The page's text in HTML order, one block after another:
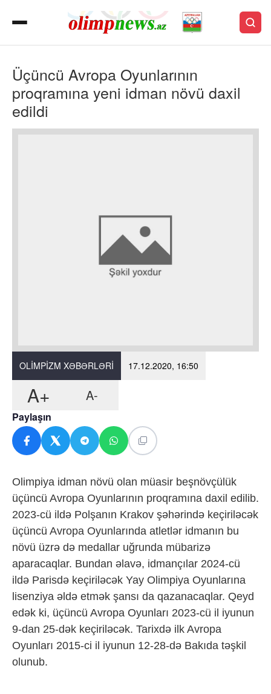
Üçüncü Avropa Oyunlarının
proqramına yeni idman növü daxil
edildi
OLIMPIZM XƏBƏRLƏRI 17.12.2020, 16:50
A+ A-
Paylaşın
Olimpiya idman növü olan müasir beşnövçülük
üçüncü Avropa Oyunlarının proqramına daxil edilib.
2023-cü ildə Polşanın Krakov şəhərində keçiriləcək
üçüncü Avropa Oyunlarında atletlər idmanın bu
növü üzrə də medallar uğrunda mübarizə
aparacaqlar. Bundan əlavə, idmançılar 2024-cü
ildə Parisdə keçiriləcək Yay Olimpiya Oyunlarına
lisenziya əldə etmək şansı da qazanacaqlar. Qeyd
edək ki, üçüncü Avropa Oyunları 2023-cü il iyunun
9-dan 25-dək keçiriləcək. Tarixdə ilk Avropa
Oyunları 2015-ci il iyunun 12-28-də Bakıda təşkil
olunub.